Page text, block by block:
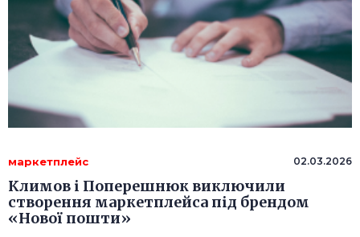
маркетплейс 02.03.2026
Климов і Поперешнюк виключили
створення маркетплейса під брендом
«Нової пошти»